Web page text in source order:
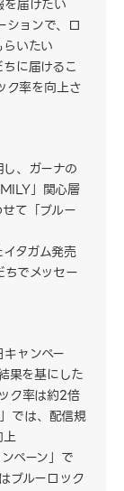
届けたい
ションで、ロ
いたい
に届けるこ
ク率を向上さ
、ガーナの
」関心層
て「ブルー
タガム発売
でメッセー
ャンペー
果を基にした
ク率は約2倍
では、配信規
ペーン」で
ブルーロック